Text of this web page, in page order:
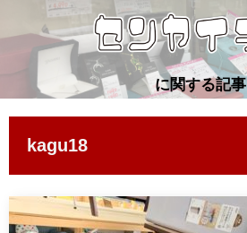
に関する記事
kagu18